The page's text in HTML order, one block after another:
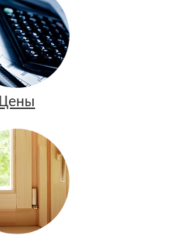
Цены